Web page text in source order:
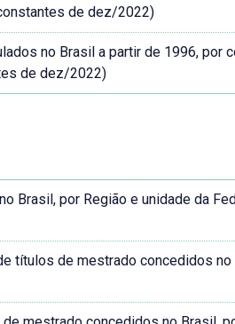
de dez/2022)
no Brasil a partir de 1996, por
de dez/2022)
Brasil, por Região e unidade da
títulos de mestrado concedidos no